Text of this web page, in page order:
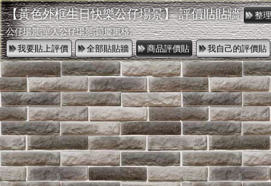
【黃色外框生日快樂公仔場景】 評價貼貼牆
公仔場景,單人公仔場景,節慶風格,